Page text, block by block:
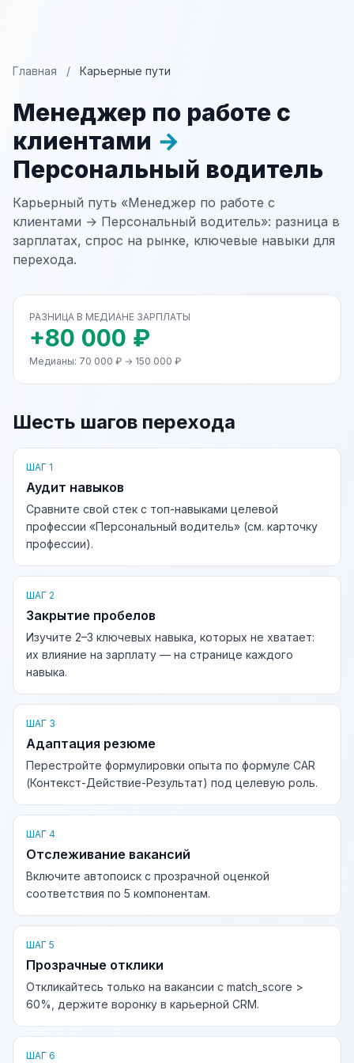
Главная / Карьерные пути
Менеджер по работе с
клиентами →
Персональный водитель
Карьерный путь «Менеджер по работе с
клиентами → Персональный водитель»: разница в
зарплатах, спрос на рынке, ключевые навыки для
перехода.
РАЗНИЦА В МЕДИАНЕ ЗАРПЛАТЫ
+80 000 ₽
Медианы: 70 000 ₽ → 150 000 ₽
Шесть шагов перехода
ШАГ 1
Аудит навыков
Сравните свой стек с топ-навыками целевой
профессии «Персональный водитель» (см. карточку
профессии).
ШАГ 2
Закрытие пробелов
Изучите 2–3 ключевых навыка, которых не хватает:
их влияние на зарплату — на странице каждого
навыка.
ШАГ 3
Адаптация резюме
Перестройте формулировки опыта по формуле CAR
(Контекст-Действие-Результат) под целевую роль.
ШАГ 4
Отслеживание вакансий
Включите автопоиск с прозрачной оценкой
соответствия по 5 компонентам.
ШАГ 5
Прозрачные отклики
Откликайтесь только на вакансии с match_score >
60%, держите воронку в карьерной CRM.
ШАГ 6